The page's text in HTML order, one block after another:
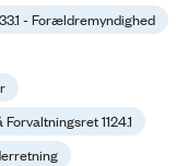
- Forældremyndighed
1124.1